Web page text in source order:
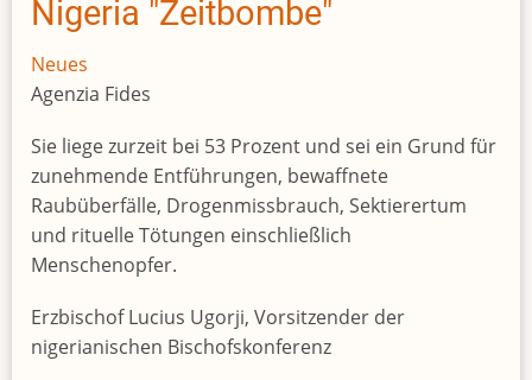
Nigeria "Zeitbombe"
Neues
Agenzia Fides
Sie liege zurzeit bei 53 Prozent und sei ein Grund für
zunehmende Entführungen, bewaffnete
Raubüberfälle, Drogenmissbrauch, Sektierertum
und rituelle Tötungen einschließlich
Menschenopfer.
Erzbischof Lucius Ugorji, Vorsitzender der
nigerianischen Bischofskonferenz